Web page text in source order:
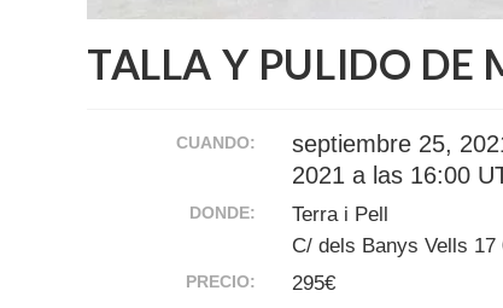
TALLA Y PULIDO DE
CUANDO:
septiembre 25,
2021 a las 16:00
DONDE:
Terra i Pell
C/ dels Banys Vells 17
PRECIO: 295€